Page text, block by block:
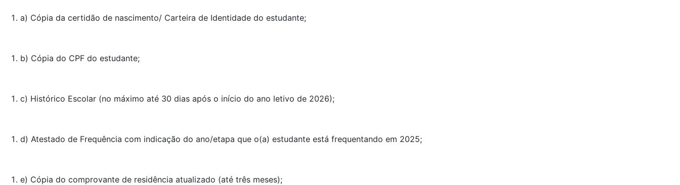
a) Cópia da certidão de nascimento/ Carteira de Identidade do estudante;
b) Cópia do CPF do estudante;
c) Histórico Escolar (no máximo até 30 dias após o início do ano letivo de 2026);
d) Atestado de Frequência com indicação do ano/etapa que o(a) estudante está frequentando em 2025;
e) Cópia do comprovante de residência atualizado (até três meses);